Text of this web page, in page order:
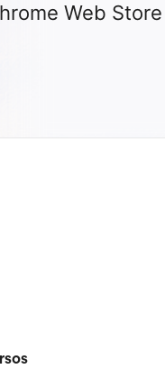
Web Store